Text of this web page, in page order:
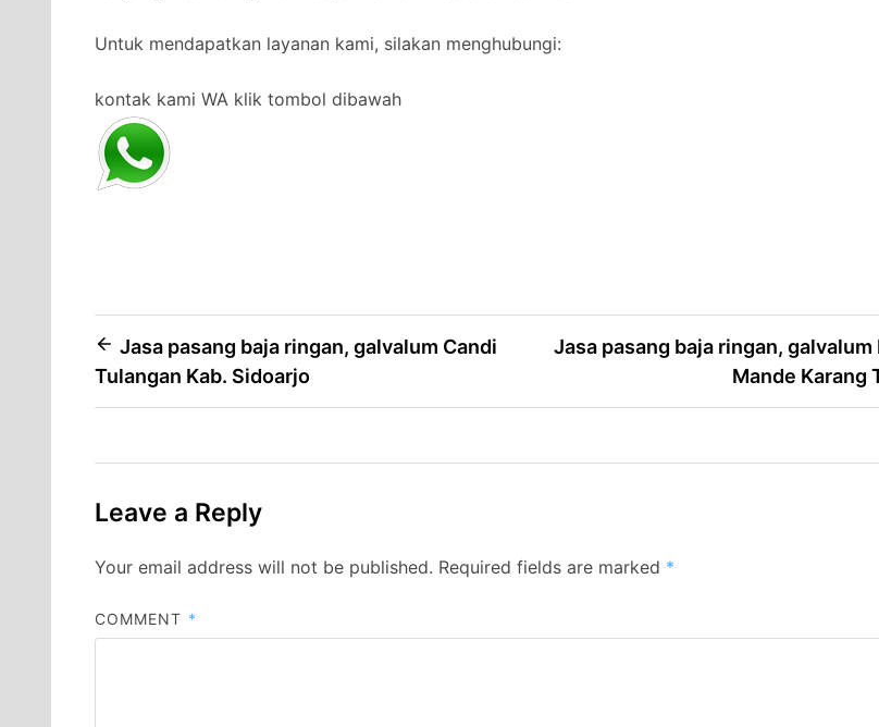
Untuk mendapatkan layanan kami, silakan menghubungi:
kontak kami WA klik tombol dibawah
Post
navigation
Jasa pasang baja ringan, galvalum Candi
Tulangan Kab. Sidoarjo
Jasa pasang baja ringan, galvalum
Mande Karang
Leave a Reply
Your email address will not be published. Required fields are marked *
COMMENT *